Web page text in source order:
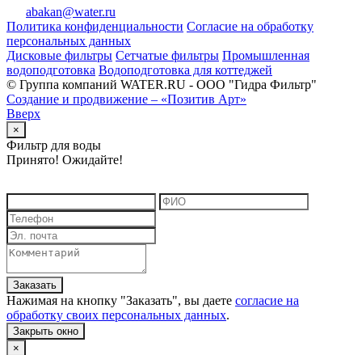
abakan@water.ru
Политика конфиденциальности Согласие на обработку
персональных данных
Дисковые фильтры Сетчатые фильтры Промышленная
водоподготовка Водоподготовка для коттеджей
© Группа компаний WATER.RU - ООО "Гидра Фильтр"
Создание и продвижение – «Позитив Арт»
Вверх
×
Фильтр для воды
Принято! Ожидайте!
Заказать
Нажимая на кнопку "Заказать", вы даете согласие на
обработку своих персональных данных.
Закрыть окно
×